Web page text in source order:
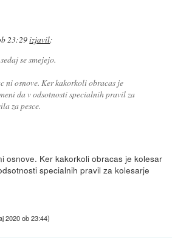
23:29izjavil:
se smejejo.
ni osnove. Ker kakorkoli obracas je
da v odsotnosti specialnih pravil za
za pesce.
osnove. Ker kakorkoli obracas je kolesar
specialnih pravil za kolesarje
2020 ob 23:44)